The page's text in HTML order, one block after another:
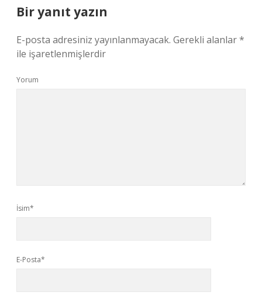
Bir yanıt yazın
E-posta adresiniz yayınlanmayacak. Gerekli alanlar*
ile işaretlenmişlerdir
Yorum
İsim*
E-Posta*